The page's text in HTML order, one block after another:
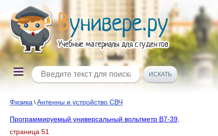
Физика \Антенны и устройство СВЧ
Программируемый универсальный вольтметр В7-39
страница 51